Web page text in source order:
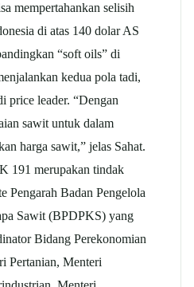
mempertahankan selisih
di atas 140 dolar AS
“soft oils” di
kedua pola tadi,
price leader. “Dengan
sawit untuk dalam
harga sawit,” jelas Sahat.
191 merupakan tindak
Pengarah Badan Pengelola
Sawit (BPDPKS) yang
Bidang Perekonomian
Pertanian, Menteri